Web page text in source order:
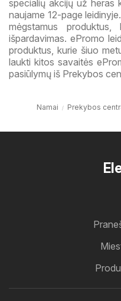
specialių akcijų už heras
naujame 12-page
mėgstamus
išpardavimas. ePromo
produktus, kurie šiuo
laukti kitos savaitės
pasiūlymų iš Prekybos
Namai Prekybos